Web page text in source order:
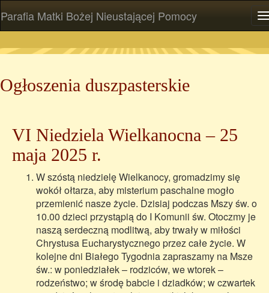
Parafia Matki Bożej Nieustającej Pomocy
Ogłoszenia duszpasterskie
VI Niedziela Wielkanocna – 25
maja 2025 r.
W szóstą niedzielę Wielkanocy, gromadzimy się
wokół ołtarza, aby misterium paschalne mogło
przemienić nasze życie. Dzisiaj podczas Mszy św. o
10.00 dzieci przystąpią do I Komunii św. Otoczmy je
naszą serdeczną modlitwą, aby trwały w miłości
Chrystusa Eucharystycznego przez całe życie. W
kolejne dni Białego Tygodnia zapraszamy na Msze
św.: w poniedziałek – rodziców, we wtorek –
rodzeństwo; w środę babcie i dziadków; w czwartek